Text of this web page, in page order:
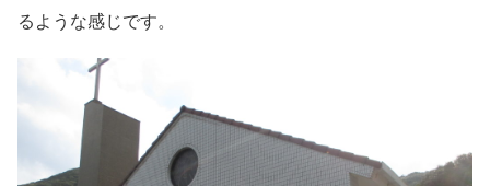
るような感じです。